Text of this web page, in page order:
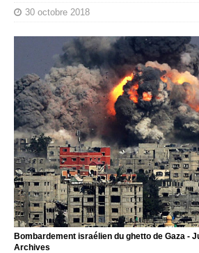
30 octobre 2018
Bombardement israélien du ghetto de Gaza -
Archives